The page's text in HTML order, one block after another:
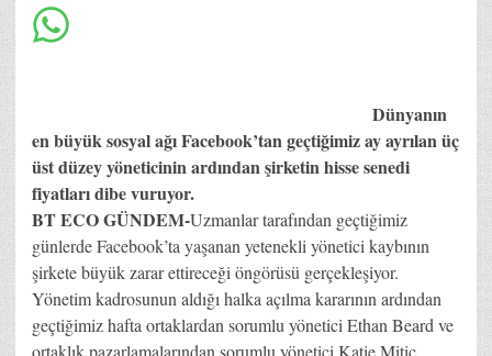
Dünyanın
en büyük sosyal ağı Facebook’tan geçtiğimiz ay ayrılan üç
üst düzey yöneticinin ardından şirketin hisse senedi
fiyatları dibe vuruyor.
BT ECO GÜNDEM-Uzmanlar tarafından geçtiğimiz
günlerde Facebook’ta yaşanan yetenekli yönetici kaybının
şirkete büyük zarar ettireceği öngörüsü gerçekleşiyor.
Yönetim kadrosunun aldığı halka açılma kararının ardından
geçtiğimiz hafta ortaklardan sorumlu yönetici Ethan Beard ve
ortaklık pazarlamalarından sorumlu yönetici Katie Mitic